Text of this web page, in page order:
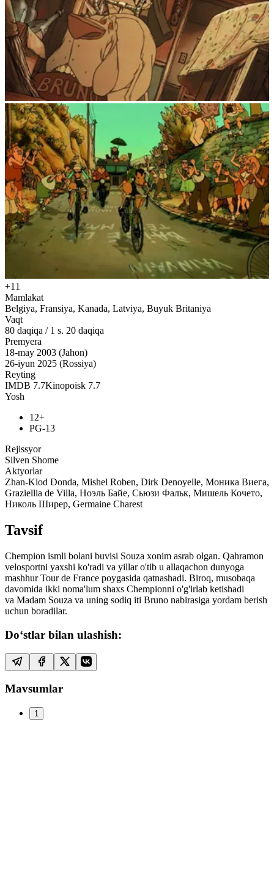
+11
Mamlakat
Belgiya, Fransiya, Kanada, Latviya, Buyuk Britaniya
Vaqt
80 daqiqa / 1 s. 20 daqiqa
Premyera
18-may 2003 (Jahon)
26-iyun 2025 (Rossiya)
Reyting
IMDB 7.7Kinopoisk 7.7
Yosh
12+
PG-13
Rejissyor
Silven Shome
Aktyorlar
Zhan-Klod Donda, Mishel Roben, Dirk Denoyelle, Моника Виега,
Graziellia de Villa, Ноэль Байе, Сьюзи Фальк, Мишель Кочето,
Николь Ширер, Germaine Charest
Tavsif
Chempion ismli bolani buvisi Souza xonim asrab olgan. Qahramon
velosportni yaxshi ko'radi va yillar o'tib u allaqachon dunyoga
mashhur Tour de France poygasida qatnashadi. Biroq, musobaqa
davomida ikki noma'lum shaxs Chempionni o'g'irlab ketishadi
va Madam Souza va uning sodiq iti Bruno nabirasiga yordam berish
uchun boradilar.
Do‘stlar bilan ulashish:
Mavsumlar
1